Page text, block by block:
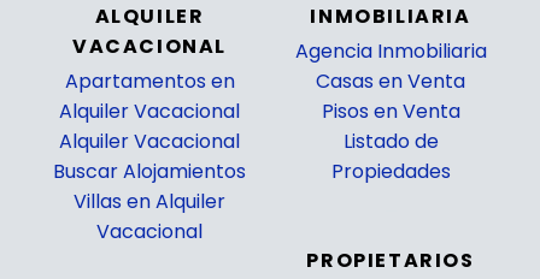
ALQUILER
VACACIONAL
Apartamentos en
Alquiler Vacacional
Alquiler Vacacional
Buscar Alojamientos
Villas en Alquiler
Vacacional
INMOBILIARIA
Agencia Inmobiliaria
Casas en Venta
Pisos en Venta
Listado de
Propiedades
PROPIETARIOS